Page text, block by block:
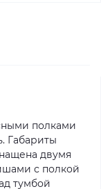
полками
Габариты
двумя
с полкой
тумбой